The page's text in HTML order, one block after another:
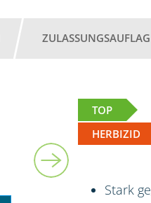
TOP
HERBIZID
Stark